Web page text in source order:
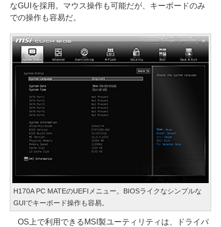
なGUIを採用。マウス操作も可能だが、キーボードのみ
での操作も容易だ。
H170A PC MATEのUEFIメニュー。BIOSライクなシンプルな
GUIでキーボード操作も容易。
OS上で利用できるMSI製ユーティリティは、ドライバ